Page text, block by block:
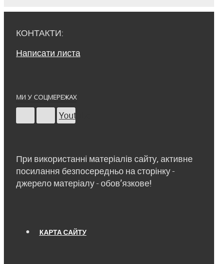
КОНТАКТИ:
Написати листа
МИ У СОЦМЕРЕЖАХ
Youtube
При використанні матеріалів сайту, активне
посилання безпосередньо на сторінку -
джерело матеріалу - обов’язкове!
КАРТА САЙТУ